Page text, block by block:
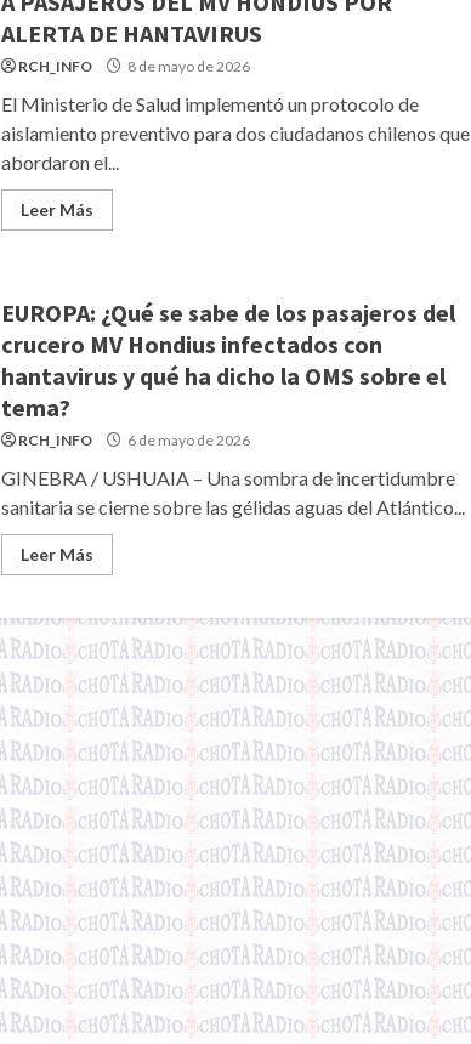
ALERTA DE HANTAVIRUS
RCH_INFO 8 de mayo de 2026
El Ministerio de Salud implementó un protocolo de
aislamiento preventivo para dos ciudadanos chilenos que
abordaron el...
Leer Más
EUROPA: ¿Qué se sabe de los pasajeros del
crucero MV Hondius infectados con
hantavirus y qué ha dicho la OMS sobre el
tema?
RCH_INFO 6 de mayo de 2026
GINEBRA / USHUAIA – Una sombra de incertidumbre
sanitaria se cierne sobre las gélidas aguas del Atlántico...
Leer Más